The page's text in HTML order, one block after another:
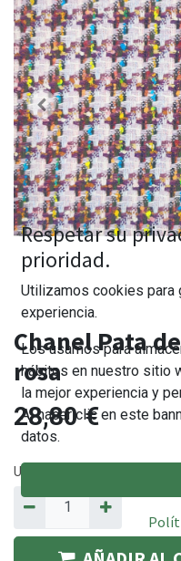
Chanel Pata
rosa
28,80€
Unidades en metros.
Respetar su
prioridad.
Utilizamos cookies para
experiencia.
Los usamos para
hábitos en nuestro sitio
la mejor experiencia y
Al hacer clic en este
datos.